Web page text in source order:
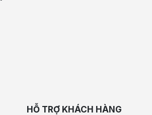
HỖ TRỢ KHÁCH HÀNG